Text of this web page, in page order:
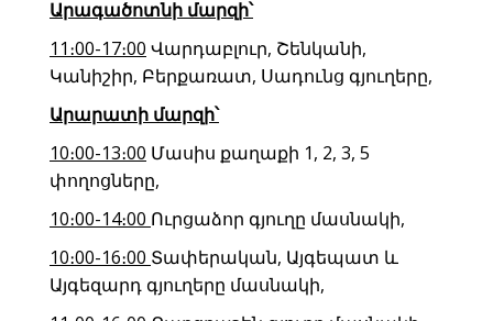
Արագածոտնի մարզի՝
11։00-17։00 Վարդաբլուր, Շենկանի,
Կանիշիր, Բերքառատ, Սադունց գյուղերը,
Արարատի մարզի՝
10։00-13։00 Մասիս քաղաքի 1, 2, 3, 5
փողոցները,
10։00-14։00 Ուրցաձոր գյուղը մասնակի,
10։00-16։00 Տափերական, Այգեպատ և
Այգեզարդ գյուղերը մասնակի,